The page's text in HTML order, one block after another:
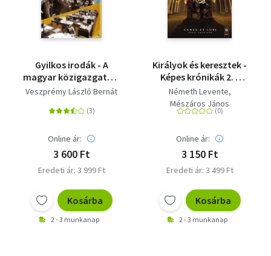
Gyilkos irodák - A
magyar közigazgatás,
a német megszállás és
Veszprémy László Bernát
Online ár:
3 600 Ft
Eredeti ár: 3 999 Ft
Kosárba
2 - 3 munkanap
Királyok és keresztek -
Képes krónikák 2. -
Canes et Lupi
Németh Levente
Mészáros János
Online ár:
3 150 Ft
Eredeti ár: 3 499 Ft
Kosárba
2 - 3 munkanap